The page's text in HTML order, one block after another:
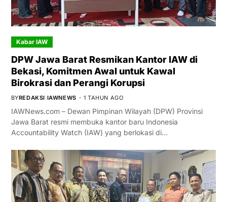
Kabar IAW
DPW Jawa Barat Resmikan Kantor IAW di
Bekasi, Komitmen Awal untuk Kawal
Birokrasi dan Perangi Korupsi
BYREDAKSI IAWNEWS 1 TAHUN AGO
IAWNews.com – Dewan Pimpinan Wilayah (DPW) Provinsi
Jawa Barat resmi membuka kantor baru Indonesia
Accountability Watch (IAW) yang berlokasi di…